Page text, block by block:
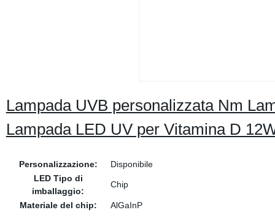
Lampada UVB personalizzata Nm
Lampada LED UV per Vitamina D
Personalizzazione:
Disponibile
LED Tipo di
imballaggio:
Chip
Materiale del chip: AlGaInP